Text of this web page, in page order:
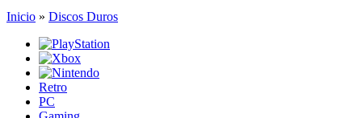
Inicio » Discos Duros
Retro
PC